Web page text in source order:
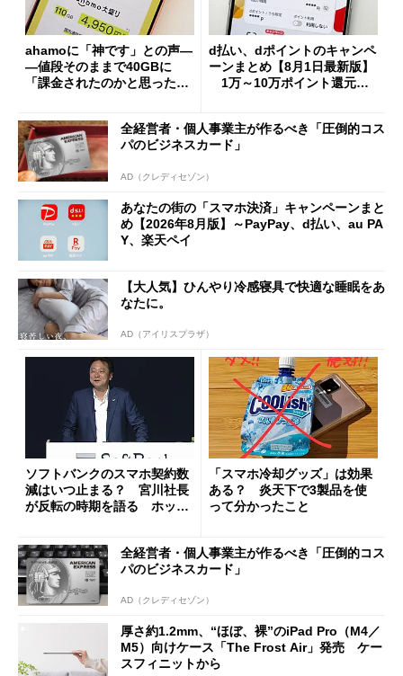
ahamoに「神です」との声―
―値段そのままで40GBに
「課金されたのかと思った」
d払い、dポイントのキャンペ
ーンまとめ【8月1日最新版】
1万～10万ポイント還元の
全経営者・個人事業主が作るべき「圧倒的コス
パのビジネスカード」
AD（クレディセゾン）
あなたの街の「スマホ決済」キャンペーンまと
め【2026年8月版】～PayPay、d払い、au PA
Y、楽天ペイ
【大人気】ひんやり冷感寝具で快適な睡眠をあ
なたに。
AD（アイリスプラザ）
ソフトバンクのスマホ契約数
減はいつ止まる？ 宮川社長
が反転の時期を語る ホッピ
「スマホ冷却グッズ」は効果
ある？ 炎天下で3製品を使
って分かったこと
全経営者・個人事業主が作るべき「圧倒的コス
パのビジネスカード」
AD（クレディセゾン）
厚さ約1.2mm、“ほぼ、裸”のiPad Pro（M4／
M5）向けケース「The Frost Air」発売 ケー
スフィニットから